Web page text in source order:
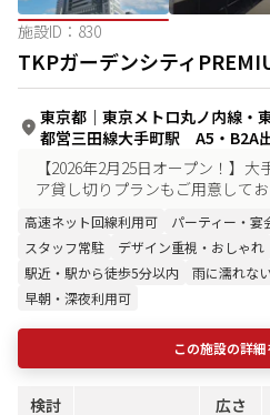
施設ID： 830
TKPガーデンシティ
東京都 ｜ 東京メトロ丸ノ内線・
都営三田線大手町駅 A5・B2A
【2026年2月25日オープン！】
ア貸し切りプランもご用意してお
高速ネット回線利用可 パーティー・宴
スタッフ常駐
デザイン重視・おしゃれ
駅近・駅から徒歩5分以内
雨に濡れな
早朝・深夜利用可
この施設の詳細
検討 広さ